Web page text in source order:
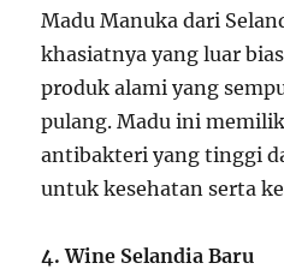
Madu Manuka dari
khasiatnya yang luar
produk alami yang
pulang. Madu ini
antibakteri yang tinggi
untuk kesehatan serta
4. Wine Selandia Baru